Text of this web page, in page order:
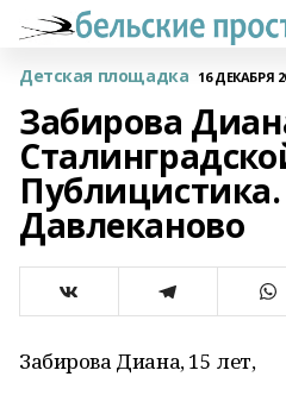
Детская площадка 16 ДЕКАБРЯ
Забирова
Публицистика.
Давлеканово
Забирова Диана, 15 лет,